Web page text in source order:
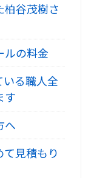
谷茂樹さ
ルの料金
る職人全
す
へ
見積もり